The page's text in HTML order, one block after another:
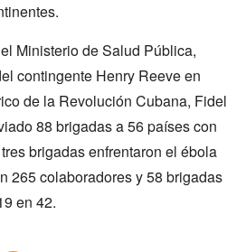
Ministerio de Salud Pública,
contingente Henry Reeve en
de la Revolución Cubana, Fidel
88 brigadas a 56 países con
brigadas enfrentaron el ébola
265 colaboradores y 58 brigadas
en 42.